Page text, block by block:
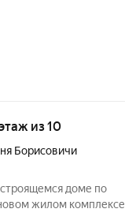
из 10
Борисовичи
доме по
жилом комплексе